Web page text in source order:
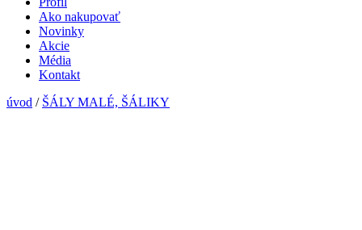
Ako nakupovať
Novinky
Akcie
Média
Kontakt
úvod / ŠÁLY MALÉ, ŠÁLIKY